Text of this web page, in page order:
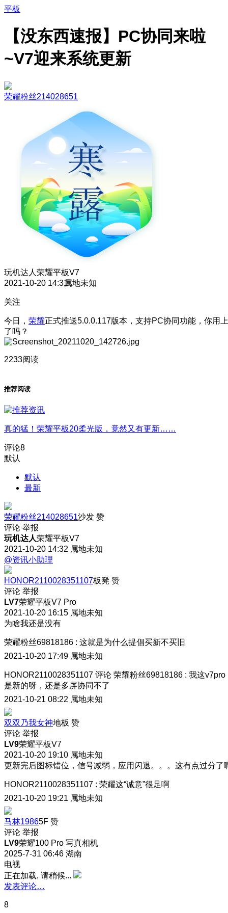
平板
【没东西速报】PC协同来啦
~V7迎来系统更新
荣耀粉丝214028651
玩机达人 荣耀平板V7
2021-10-20 14:31属地未知
关注
今日， 荣耀正式推送5.0.0.117版本，支持PC协同功能，你用上
了吗？
2233阅读
推荐阅读
真的猛！荣耀平板20柔光版，竟然又有更新……
评论8
默认
默认
最新
荣耀粉丝214028651沙发 赞
评论 举报
玩机达人荣耀平板V7
2021-10-20 14:32 属地未知
@资讯小助理
HONOR2110028351107板凳 赞
评论 举报
LV7荣耀平板V7 Pro
2021-10-20 16:15 属地未知
为啥我还是没有
荣耀粉丝69818186 : 这就是为什么提倡买新不买旧
2021-10-20 17:49 属地未知
HONOR2110028351107 评论 荣耀粉丝69818186 : 我这v7pro
是新的呀，还是多屏协同不了
2021-10-21 08:22 属地未知
双双乃我女神地板 赞
评论 举报
LV9荣耀平板V7
2021-10-20 19:10 属地未知
更新完后图标错位，信号减弱，应用闪退。。。这有点过分了
HONOR2110028351107 : 荣耀这“诚意”很足啊
2021-10-20 19:21 属地未知
马林19865F 赞
评论 举报
LV9荣耀100 Pro 写真相机
2025-7-31 06:46 湖南
电视
正在加载, 请稍候...
发表评论…
8